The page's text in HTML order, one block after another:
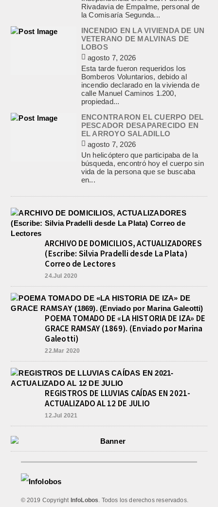
Rivadavia de Empalme, personal de
la Comisaría Segunda...
INCENDIO EN LA VIVIENDA DE UN
VETERANO DE MALVINAS DE
LOBOS
agosto 7, 2026
Esta tarde fueron requeridos los
Bomberos Voluntarios, debido al
incendio declarado en la vivienda de
calle Manuel Caminos 1.200,
propiedad...
ENCONTRARON EL CUERPO DEL
PESCADOR DESAPARECIDO EN
EL ARROYO SALADILLO
agosto 7, 2026
Un helicóptero que participaba de la
búsqueda, encontró hoy el cuerpo sin
vida de la persona que se buscaba
en...
ARCHIVO DE DOMICILIOS, ACTUALIZADORES
(Escribe: Silvia Pradelli desde La Plata)
Correo de Lectores
24.Jul 2020
POEMA TOMADO DE «LA HISTORIA DE IZA» DE
GRACE RAMSAY (1869). (Enviado por Marina
Galeotti)
22.Mar 2020
REGISTROS DE LLUVIAS CAÍDAS EN 2021-
ACTUALIZADO AL 12 DE JULIO
12.Jul 2021
© 2019 Copyright InfoLobos . Todos los derechos reservados.